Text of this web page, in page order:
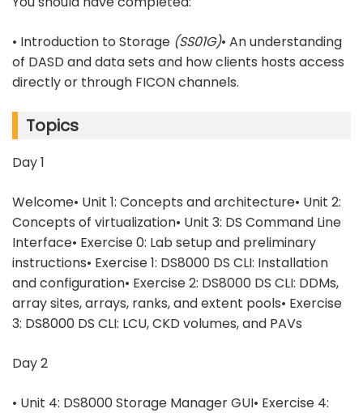
• Introduction to Storage (SS01G)• An understanding
of DASD and data sets and how clients hosts access
directly or through FICON channels.
Topics
Day 1
Welcome• Unit 1: Concepts and architecture• Unit 2:
Concepts of virtualization• Unit 3: DS Command Line
Interface• Exercise 0: Lab setup and preliminary
instructions• Exercise 1: DS8000 DS CLI: Installation
and configuration• Exercise 2: DS8000 DS CLI: DDMs,
array sites, arrays, ranks, and extent pools• Exercise
3: DS8000 DS CLI: LCU, CKD volumes, and PAVs
Day 2
• Unit 4: DS8000 Storage Manager GUI• Exercise 4: